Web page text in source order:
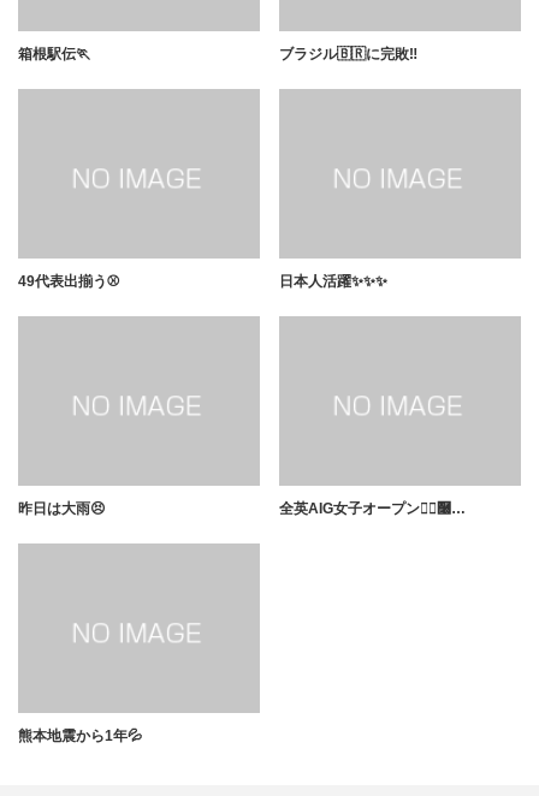
箱根駅伝🏃 ブラジル🇧🇷に完敗‼️
49代表出揃う⚾️ 日本人活躍✨✨✨
昨日は大雨😣 全英AIG女子オープン🏌️‍♀࿠…
熊本地震から1年💦